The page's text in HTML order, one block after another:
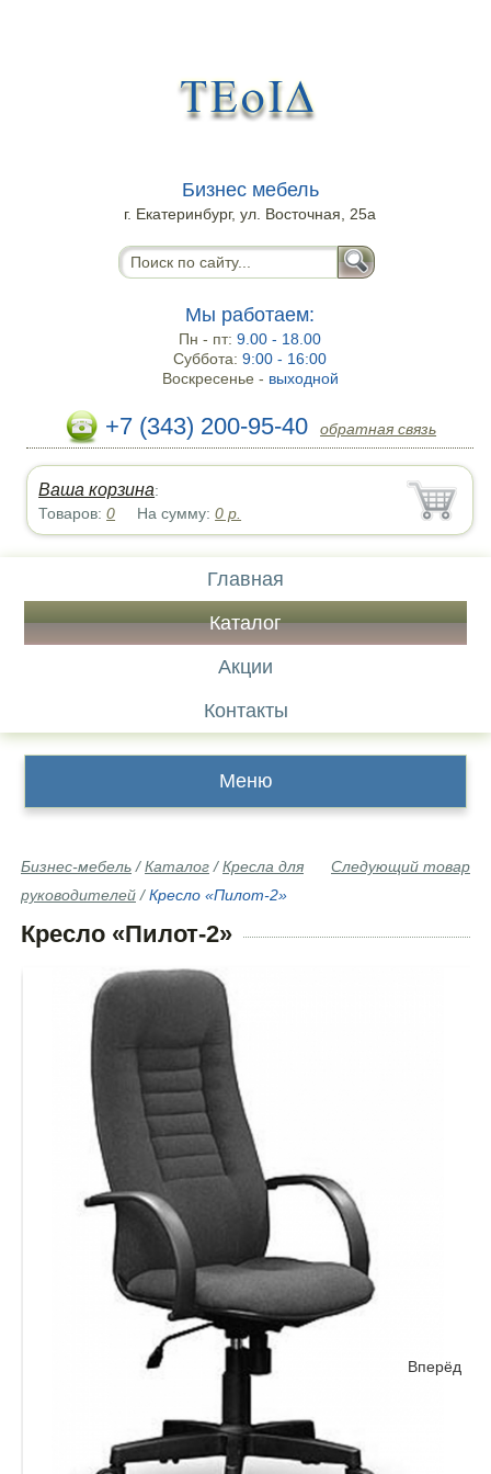
Бизнес мебель
г. Екатеринбург, ул. Восточная, 25а
Мы работаем:
Пн - пт:9.00 - 18.00
Суббота:9:00 - 16:00
Воскресенье - выходной
+7 (343) 200-95-40 обратная связь
Ваша корзина:
Товаров:0 На сумму:0 р.
Главная
Каталог
Акции
Контакты
Меню
Следующий товар
Бизнес-мебель /Каталог /Кресла для
руководителей /Кресло «Пилот-2»
Кресло «Пилот-2»
Вперёд